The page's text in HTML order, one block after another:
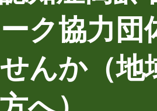
ク協力団
んか（地